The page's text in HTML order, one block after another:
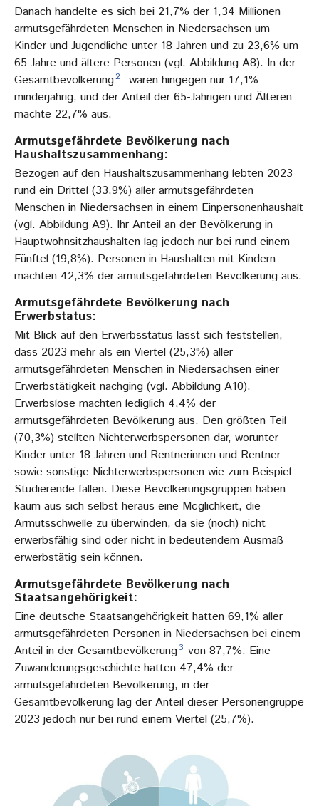
Danach handelte es sich bei 21,7% der 1,34 Millionen
armutsgefährdeten Menschen in Niedersachsen um
Kinder und Jugendliche unter 18 Jahren und zu 23,6% um
65 Jahre und ältere Personen (vgl. Abbildung A8). In der
Gesamtbevölkerung2
waren hingegen nur 17,1%
minderjährig, und der Anteil der 65-Jährigen und Älteren
machte 22,7% aus.
Armutsgefährdete Bevölkerung nach
Haushaltszusammenhang:
Bezogen auf den Haushaltszusammenhang lebten 2023
rund ein Drittel (33,9%) aller armutsgefährdeten
Menschen in Niedersachsen in einem Einpersonenhaushalt
(vgl. Abbildung A9). Ihr Anteil an der Bevölkerung in
Hauptwohnsitzhaushalten lag jedoch nur bei rund einem
Fünftel (19,8%). Personen in Haushalten mit Kindern
machten 42,3% der armutsgefährdeten Bevölkerung aus.
Armutsgefährdete Bevölkerung nach
Erwerbstatus:
Mit Blick auf den Erwerbsstatus lässt sich feststellen,
dass 2023 mehr als ein Viertel (25,3%) aller
armutsgefährdeten Menschen in Niedersachsen einer
Erwerbstätigkeit nachging (vgl. Abbildung A10).
Erwerbslose machten lediglich 4,4% der
armutsgefährdeten Bevölkerung aus. Den größten Teil
(70,3%) stellten Nichterwerbspersonen dar, worunter
Kinder unter 18 Jahren und Rentnerinnen und Rentner
sowie sonstige Nichterwerbspersonen wie zum Beispiel
Studierende fallen. Diese Bevölkerungsgruppen haben
kaum aus sich selbst heraus eine Möglichkeit, die
Armutsschwelle zu überwinden, da sie (noch) nicht
erwerbsfähig sind oder nicht in bedeutendem Ausmaß
erwerbstätig sein können.
Armutsgefährdete Bevölkerung nach
Staatsangehörigkeit:
Eine deutsche Staatsangehörigkeit hatten 69,1% aller
armutsgefährdeten Personen in Niedersachsen bei einem
Anteil in der Gesamtbevölkerung3 von 87,7%. Eine
Zuwanderungsgeschichte hatten 47,4% der
armutsgefährdeten Bevölkerung, in der
Gesamtbevölkerung lag der Anteil dieser Personengruppe
2023 jedoch nur bei rund einem Viertel (25,7%).